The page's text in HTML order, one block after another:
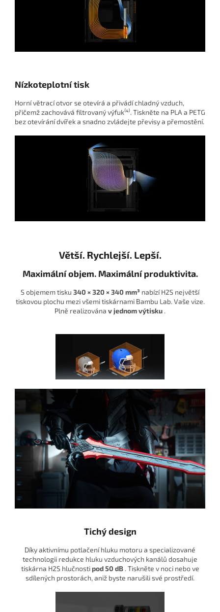
Nízkoteplotní tisk
Horní větrací otvor se otevírá a přivádí chladný vzduch,
přičemž zachovává filtrovaný výfuk⁽⁴⁾. Tiskněte na PLA a PETG
bez otevírání dvířek a snadno zvládejte převisy a přemostění.
Větší. Rychlejší. Lepší.
Maximální objem. Maximální produktivita.
S objemem tisku 340 × 320 × 340 mm³ nabízí H2S největší
tiskovou plochu mezi všemi tiskárnami Bambu Lab. Vaše vize.
Plně realizována v jednom výtisku .
Tichý design
Díky aktivnímu potlačení hluku motoru a specializované
technologii redukce hluku vzduchových kanálů dosahuje
tiskárna H2S hlučnostipod 50 dB . Tiskněte v noci nebo ve
sdílených prostorách, aniž byste narušili své prostředí.